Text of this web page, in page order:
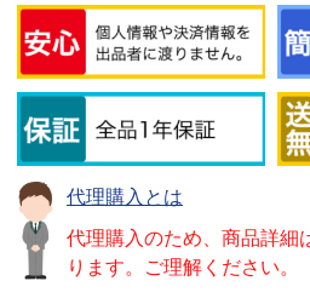
代理購入とは
代理購入のため、商品詳細
ります。ご理解ください。